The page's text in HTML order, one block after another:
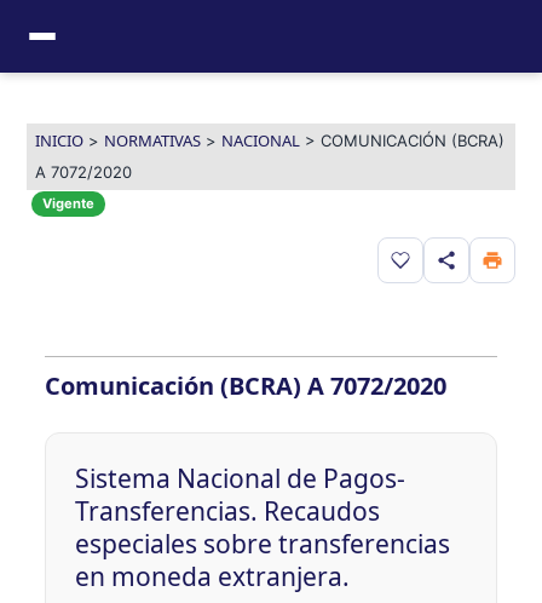
contenido
INICIO> NORMATIVAS> NACIONAL> COMUNICACIÓN (BCRA)
A 7072/2020
Vigente
Guardar en
Comunicación (BCRA) A 7072/2020
Sistema Nacional de Pagos-
Transferencias. Recaudos
especiales sobre transferencias
en moneda extranjera.